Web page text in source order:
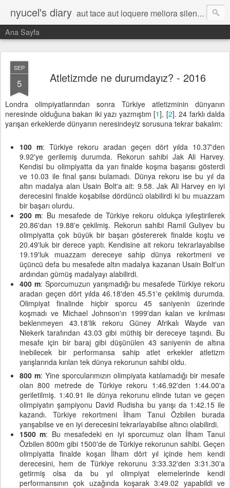
nyucel's diary aut tace aut loquere meliora silentio
Ana Sayfa
SEP
5 Atletizmde ne durumdayız? - 2016
Londra olimpiyatlarından sonra Türkiye atletizminin dünyanın
neresinde olduğuna bakan iki yazı yazmıştım [1], [2]. 24 farklı dalda
yarışan erkeklerde dünyanın neresindeyiz sorusuna tekrar bakalım:
100 m: Türkiye rekoru aradan geçen dört yılda 10.37'den
9.92'ye gerilemiş durumda. Rekorun sahibi Jak Ali Harvey.
Kendisi bu olimpiyatta da yarı finalde koşma başarısı gösterdi
ve 10.03 ile final şansı bulamadı. Dünya rekoru ise bu yıl da
altın madalya alan Usain Bolt'a ait: 9.58. Jak Ali Harvey en iyi
derecesini finalde koşabilse dördüncü olabilirdi ki bu muazzam
bir başarı olurdu.
200 m: Bu mesafede de Türkiye rekoru oldukça iyileştirilerek
20.86'dan 19.88'e çekilmiş. Rekorun sahibi Ramil Guliyev bu
olimpiyatta çok büyük bir başarı göstererek finalde koştu ve
20.49'luk bir derece yaptı. Kendisine ait rekoru tekrarlayabilse
19.19'luk muazzam dereceye sahip dünya rekortmeni ve
üçüncü defa bu mesafede altın madalya kazanan Usain Bolt'un
ardından gümüş madalyayı alabilirdi.
400 m: Sporcumuzun yarışmadığı bu mesafede Türkiye rekoru
aradan geçen dört yılda 46.18'den 45.51'e çekilmiş durumda.
Olimpiyat finalinde hiçbir sporcu 45 saniyenin üzerinde
koşmadı ve Michael Johnson'ın 1999'dan kalan ve kırılması
beklenmeyen 43.18'lik rekoru Güney Afrikalı Wayde van
Niekerk tarafından 43.03 gibi müthiş bir dereceye taşındı. Bu
mesafe için bir baraj gibi düşünülen 43 saniyenin de altına
inebilecek bir performansa sahip atlet erkekler atletizm
yarışlarında kırılan tek dünya rekorunun sahibi oldu.
800 m: Yine sporcularımızın olimpiyata katılamadığı bir mesafe
olan 800 metrede de Türkiye rekoru 1:46.92'den 1:44.00'a
geriletilmiş. 1:40.91 ile dünya rekorunu elinde tutan ve geçen
olimpiyatın şampiyonu David Rudisha bu yarışı da 1:42.15 ile
kazandı. Türkiye rekortmeni İlham Tanui Özbilen burada
yarışabilse ve en iyi derecesini tekrarlayabilse altıncı olabilirdi.
1500 m: Bu mesafedeki en iyi sporcumuz olan İlham Tanui
Özbilen 800m gibi 1500'de de Türkiye rekorunun sahibi. Geçen
olimpiyatta finalde koşan İlham dört yıl içinde hem kendi
derecesini, hem de Türkiye rekorunu 3:33.32'den 3:31.30'a
getirmiş olsa da bu yıl olimpiyat elemelerinde kendi
performansının çok uzağında koşarak 3:49.02 yapabildi ve